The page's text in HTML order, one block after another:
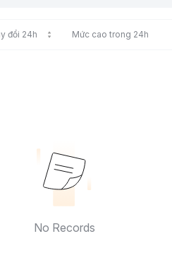
đổi 24h Mức cao trong 24h
No Records